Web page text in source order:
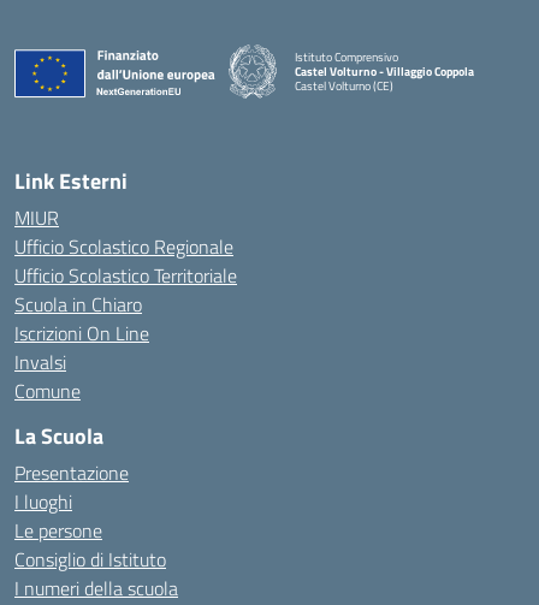
Istituto Comprensivo
Castel Volturno - Villaggio Coppola
Castel Volturno (CE)
Link Esterni
MIUR
Ufficio Scolastico Regionale
Ufficio Scolastico Territoriale
Scuola in Chiaro
Iscrizioni On Line
Invalsi
Comune
La Scuola
Presentazione
I luoghi
Le persone
Consiglio di Istituto
I numeri della scuola